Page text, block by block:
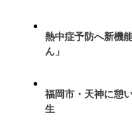
熱中症予防へ新機
ん」
福岡市・天神に憩
生